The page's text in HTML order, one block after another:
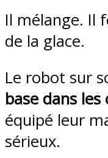
Il mélange. Il
de la glace.
Le robot sur
base dans
équipé leur
sérieux.